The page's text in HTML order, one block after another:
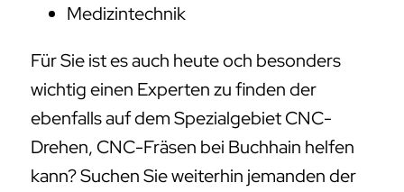
Medizintechnik
Für Sie ist es auch heute och besonders
wichtig einen Experten zu finden der
ebenfalls auf dem Spezialgebiet CNC-
Drehen, CNC-Fräsen bei Buchhain helfen
kann? Suchen Sie weiterhin jemanden der